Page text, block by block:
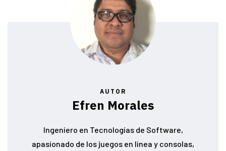
AUTOR
Efren Morales
Ingeniero en Tecnologías de Software,
apasionado de los juegos en linea y consolas,